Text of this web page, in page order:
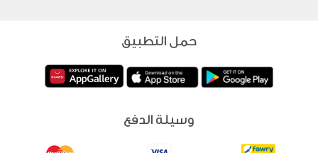
حمل التطبيق
وسيلة الدفع